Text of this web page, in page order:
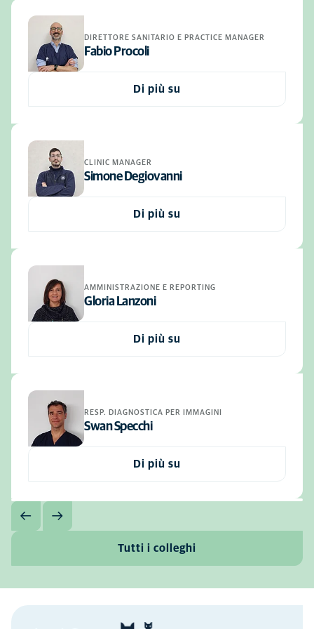
DIRETTORE SANITARIO E PRACTICE MANAGER
Fabio Procoli
Di più su
CLINIC MANAGER
Simone Degiovanni
Di più su
AMMINISTRAZIONE E REPORTING
Gloria Lanzoni
Di più su
RESP. DIAGNOSTICA PER IMMAGINI
Swan Specchi
Di più su
Tutti i colleghi